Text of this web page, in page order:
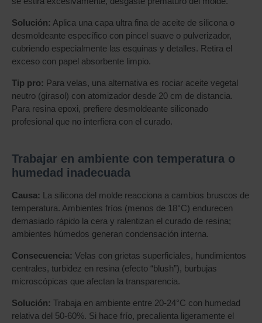
Solución: Aplica una capa ultra fina de aceite de silicona o
desmoldeante específico con pincel suave o pulverizador,
cubriendo especialmente las esquinas y detalles. Retira el
exceso con papel absorbente limpio.
Tip pro: Para velas, una alternativa es rociar aceite vegetal
neutro (girasol) con atomizador desde 20 cm de distancia.
Para resina epoxi, prefiere desmoldeante siliconado
profesional que no interfiera con el curado.
Trabajar en ambiente con temperatura o
humedad inadecuada
Causa: La silicona del molde reacciona a cambios bruscos de
temperatura. Ambientes fríos (menos de 18°C) endurecen
demasiado rápido la cera y ralentizan el curado de resina;
ambientes húmedos generan condensación interna.
Consecuencia: Velas con grietas superficiales, hundimientos
centrales, turbidez en resina (efecto “blush”), burbujas
microscópicas que afectan la transparencia.
Solución: Trabaja en ambiente entre 20-24°C con humedad
relativa del 50-60%. Si hace frío, precalienta ligeramente el